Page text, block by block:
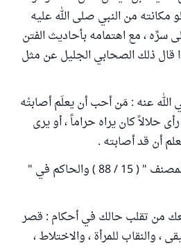
مكانته من النبي صلى الله عليه
سرِّه ، مع اهتمامه بأحاديث الفتن
قال ذلك الصحابي الجليل عن مثل
عنه : مَن أحب أن يعلَم أصابتْه
حلالاً كان يراه حراماً ، أو يرى
أن قد أصابته .
رواه ابن أبي شيبة في " المصنف " ( 15 / 88 ) والحاكم في "
من تقلب حالك في أحكام : قصر
، والنقاب للمرأة ، والاختلاط ،